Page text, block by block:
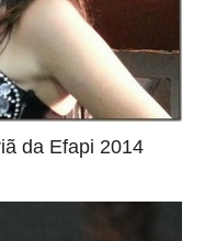
da Efapi 2014